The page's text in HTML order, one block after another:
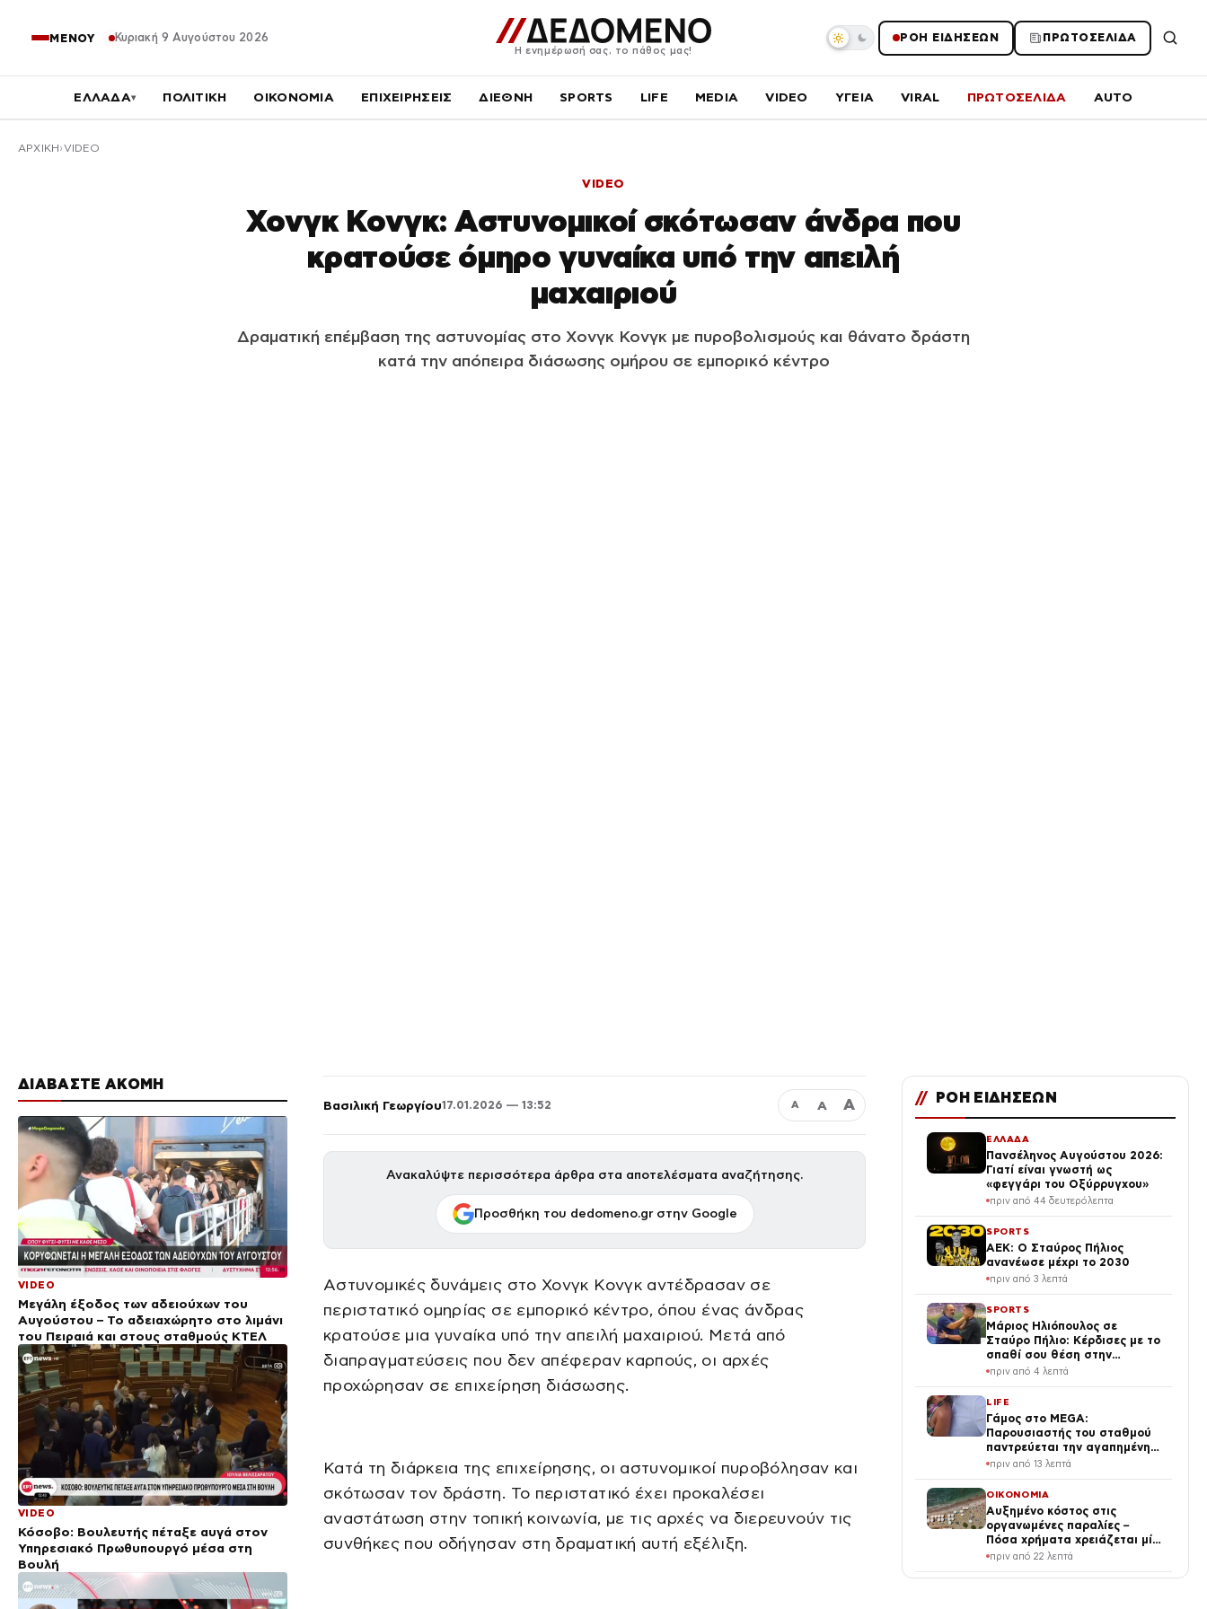
ΜΕΝΟΥ Κυριακή 9 Αυγούστου 2026
Η ενημέρωσή σας, το πάθος μας!
ΡΟΗ ΕΙΔΗΣΕΩΝ ΠΡΩΤΟΣΕΛΙΔΑ
ΕΛΛΑΔΑ▾ ΠΟΛΙΤΙΚΗ ΟΙΚΟΝΟΜΙΑ ΕΠΙΧΕΙΡΗΣΕΙΣ ΔΙΕΘΝΗ SPORTS LIFE MEDIA VIDEO ΥΓΕΙΑ VIRAL ΠΡΩΤΟΣΕΛΙΔΑ AUTO
ΑΡΧΙΚΉ VIDEO
VIDEO
Χονγκ Κονγκ: Αστυνομικοί σκότωσαν άνδρα που
κρατούσε όμηρο γυναίκα υπό την απειλή
μαχαιριού
Δραματική επέμβαση της αστυνομίας στο Χονγκ Κονγκ με πυροβολισμούς και θάνατο δράστη
κατά την απόπειρα διάσωσης ομήρου σε εμπορικό κέντρο
ΔΙΑΒΑΣΤΕ ΑΚΟΜΗ
VIDEO
Μεγάλη έξοδος των αδειούχων του
Αυγούστου – Το αδειαχώρητο στο λιμάνι
του Πειραιά και στους σταθμούς ΚΤΕΛ
VIDEO
Κόσοβο: Βουλευτής πέταξε αυγά στον
Υπηρεσιακό Πρωθυπουργό μέσα στη
Βουλή
Βασιλική Γεωργίου17.01.2026 — 13:52 Α Α Α
Ανακαλύψτε περισσότερα άρθρα στα αποτελέσματα αναζήτησης.
Προσθήκη του dedomeno.gr στην Google
Αστυνομικές δυνάμεις στο Χονγκ Κονγκ αντέδρασαν σε
περιστατικό ομηρίας σε εμπορικό κέντρο, όπου ένας άνδρας
κρατούσε μια γυναίκα υπό την απειλή μαχαιριού. Μετά από
διαπραγματεύσεις που δεν απέφεραν καρπούς, οι αρχές
προχώρησαν σε επιχείρηση διάσωσης.
Κατά τη διάρκεια της επιχείρησης, οι αστυνομικοί πυροβόλησαν και
σκότωσαν τον δράστη. Το περιστατικό έχει προκαλέσει
αναστάτωση στην τοπική κοινωνία, με τις αρχές να διερευνούν τις
συνθήκες που οδήγησαν στη δραματική αυτή εξέλιξη.
// ΡΟΗ ΕΙΔΗΣΕΩΝ
ΕΛΛΑΔΑ
Πανσέληνος Αυγούστου 2026:
Γιατί είναι γνωστή ως
«φεγγάρι του Οξύρρυγχου»
πριν από 44 δευτερόλεπτα
SPORTS
ΑΕΚ: Ο Σταύρος Πήλιος
ανανέωσε μέχρι το 2030
πριν από 3 λεπτά
SPORTS
Μάριος Ηλιόπουλος σε
Σταύρο Πήλιο: Κέρδισες με το
σπαθί σου θέση στην
ενδεκάδα, θα σε μαλώσω αν
αποδυτήρια
πριν από 4 λεπτά
LIFE
Γάμος στο MEGA:
Παρουσιαστής του σταθμού
παντρεύεται την αγαπημένη
του – Ποιος είναι
πριν από 13 λεπτά
ΟΙΚΟΝΟΜΙΑ
Αυξημένο κόστος στις
οργανωμένες παραλίες –
Πόσα χρήματα χρειάζεται μία
οικογένεια
πριν από 22 λεπτά